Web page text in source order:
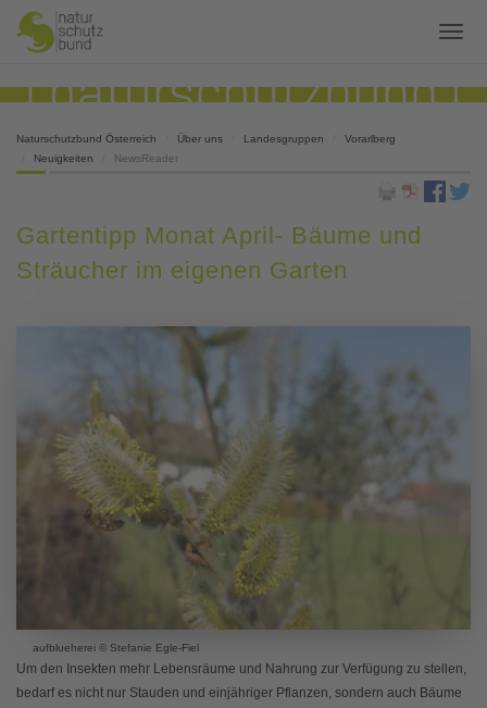
Naturschutzbund Österreich Über uns Landesgruppen
Vorarlberg
Neuigkeiten
NewsReader
Gartentipp Monat April- Bäume und
Sträucher im eigenen Garten
aufblueherei © Stefanie Egle-Fiel
Um den Insekten mehr Lebensräume und Nahrung zur Verfügung zu stellen,
bedarf es nicht nur Stauden und einjähriger Pflanzen, sondern auch Bäume